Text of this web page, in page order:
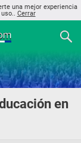
una mejor experiencia
Cerrar
en